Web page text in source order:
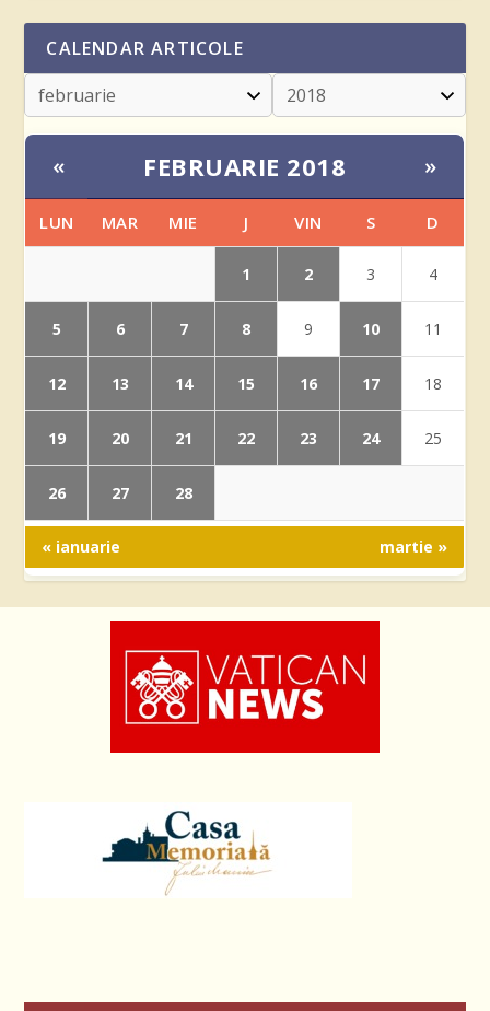
CALENDAR ARTICOLE
« FEBRUARIE 2018 »
LUN MAR MIE J VIN S D
1 2 3 4
5 6 7 8 9 10 11
12 13 14 15 16 17 18
19 20 21 22 23 24 25
26 27 28
« ianuarie martie »